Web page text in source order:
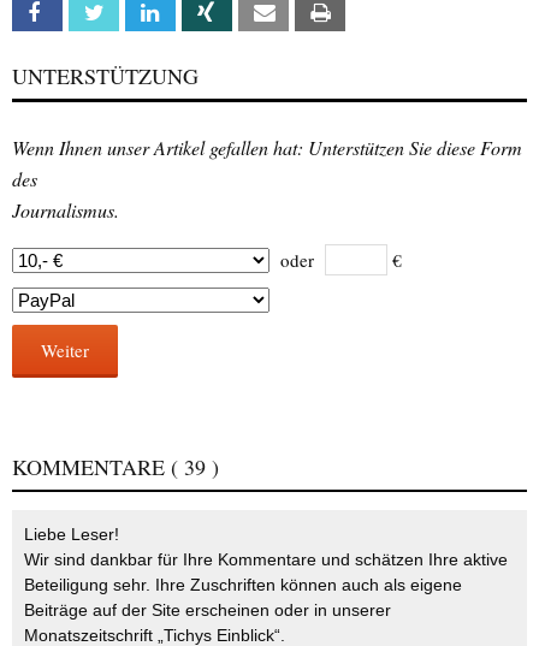
Facebook Twitter Linkedin Xing Email
UNTERSTÜTZUNG
Wenn Ihnen unser Artikel gefallen hat: Unterstützen Sie diese Form
des
Journalismus.
oder €
Weiter
KOMMENTARE ( 39 )
Liebe Leser!
Wir sind dankbar für Ihre Kommentare und schätzen Ihre aktive
Beteiligung sehr. Ihre Zuschriften können auch als eigene
Beiträge auf der Site erscheinen oder in unserer
Monatszeitschrift „Tichys Einblick“.